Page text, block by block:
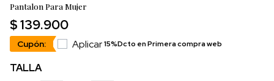
Pantalon Para Mujer
$ 139.900
Cupón: Aplicar15%Dcto en Primera compra web
TALLA